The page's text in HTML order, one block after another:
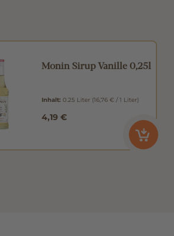
Monin Sirup Vanille 0,25l
Inhalt:0.25 Liter (16,76 € / 1 Liter)
4,19 €